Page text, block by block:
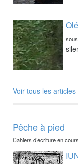
Voir tous les
Pêche à pied
Cahiers d’écriture en cours